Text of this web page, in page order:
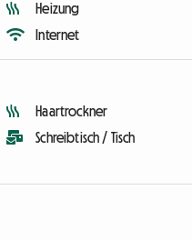
Heizung
Internet
Haartrockner
Schreibtisch / Tisch